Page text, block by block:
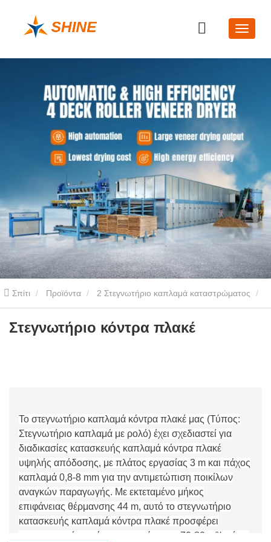
Σπίτι Προϊόντα 2 Στεγνωτήριο καπλαμά καταστρώματος
3.0m3/h Στεγνωτήριο Καπλαμά Στεγνωτήριο κόντρα πλακέ
Στεγνωτήριο κόντρα πλακέ
Το στεγνωτήριο καπλαμά κόντρα πλακέ μας (Τύπος:
Στεγνωτήριο καπλαμά με ρολό) έχει σχεδιαστεί για
διαδικασίες κατασκευής καπλαμά κόντρα πλακέ
υψηλής απόδοσης, με πλάτος εργασίας 3 m και πάχος
καπλαμά 0,8-8 mm για την αντιμετώπιση ποικίλων
αναγκών παραγωγής. Με εκτεταμένο μήκος
επιφάνειας θέρμανσης 44 m, αυτό το στεγνωτήριο
κατασκευής καπλαμά κόντρα πλακέ προσφέρει
εντυπωσιακή ικανότητα στεγνώματος 70-80 m³/ημέρα,